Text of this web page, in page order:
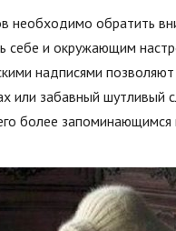
необходимо обратить
и окружающим
надписями
или забавный шутливый
более запоминающимся